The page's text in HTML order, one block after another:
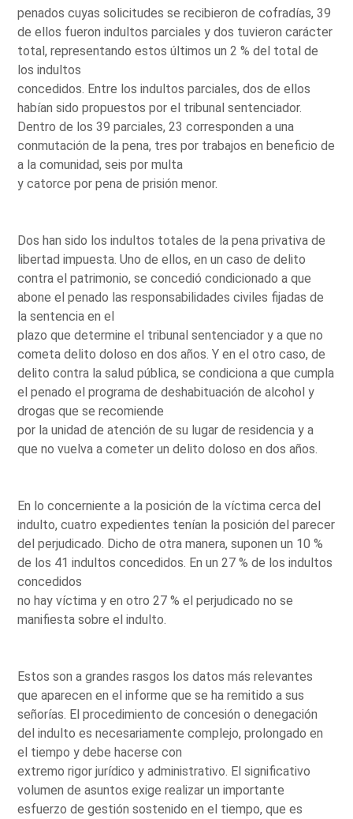
penados cuyas solicitudes se recibieron de cofradías, 39
de ellos fueron indultos parciales y dos tuvieron carácter
total, representando estos últimos un 2 % del total de
los indultos
concedidos. Entre los indultos parciales, dos de ellos
habían sido propuestos por el tribunal sentenciador.
Dentro de los 39 parciales, 23 corresponden a una
conmutación de la pena, tres por trabajos en beneficio de
a la comunidad, seis por multa
y catorce por pena de prisión menor.
Dos han sido los indultos totales de la pena privativa de
libertad impuesta. Uno de ellos, en un caso de delito
contra el patrimonio, se concedió condicionado a que
abone el penado las responsabilidades civiles fijadas de
la sentencia en el
plazo que determine el tribunal sentenciador y a que no
cometa delito doloso en dos años. Y en el otro caso, de
delito contra la salud pública, se condiciona a que cumpla
el penado el programa de deshabituación de alcohol y
drogas que se recomiende
por la unidad de atención de su lugar de residencia y a
que no vuelva a cometer un delito doloso en dos años.
En lo concerniente a la posición de la víctima cerca del
indulto, cuatro expedientes tenían la posición del parecer
del perjudicado. Dicho de otra manera, suponen un 10 %
de los 41 indultos concedidos. En un 27 % de los indultos
concedidos
no hay víctima y en otro 27 % el perjudicado no se
manifiesta sobre el indulto.
Estos son a grandes rasgos los datos más relevantes
que aparecen en el informe que se ha remitido a sus
señorías. El procedimiento de concesión o denegación
del indulto es necesariamente complejo, prolongado en
el tiempo y debe hacerse con
extremo rigor jurídico y administrativo. El significativo
volumen de asuntos exige realizar un importante
esfuerzo de gestión sostenido en el tiempo, que es